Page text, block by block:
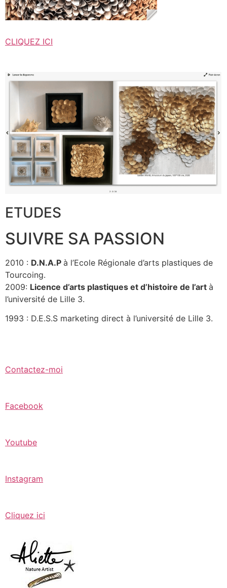
CLIQUEZ ICI
ETUDES
SUIVRE SA PASSION
2010 : D.N.A.P à l’Ecole Régionale d’arts plastiques de
Tourcoing.
2009: Licence d’arts plastiques et d’histoire de l’art à
l’université de Lille 3.
1993 : D.E.S.S marketing direct à l’université de Lille 3.
Contactez-moi
Facebook
Youtube
Instagram
Cliquez ici